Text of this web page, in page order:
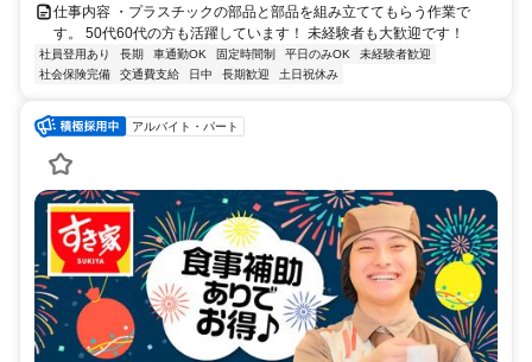
仕事内容 ・プラスチックの部品と部品を組み立ててもらう作業で
す。 50代60代の方も活躍しています！ 未経験者も大歓迎です！
社員登用あり 長期 車通勤OK 固定時間制 平日のみOK
未経験者歓迎
社会保険完備
交通費支給 日中 長期歓迎 土日祝休み
アルバイト・パート